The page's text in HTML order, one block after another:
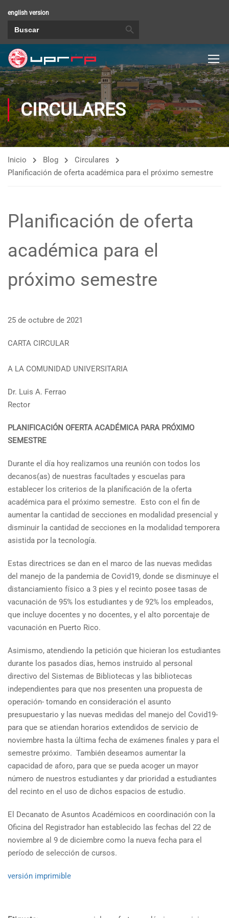
english version
CIRCULARES
Inicio Blog
Circulares
Planificación de oferta académica para el próximo semestre
Planificación de oferta
académica para el
próximo semestre
25 de octubre de 2021
CARTA CIRCULAR
A LA COMUNIDAD UNIVERSITARIA
Dr. Luis A. Ferrao
Rector
PLANIFICACIÓN OFERTA ACADÉMICA PARA PRÓXIMO
SEMESTRE
Durante el día hoy realizamos una reunión con todos los
decanos(as) de nuestras facultades y escuelas para
establecer los criterios de la planificación de la oferta
académica para el próximo semestre. Esto con el fin de
aumentar la cantidad de secciones en modalidad presencial y
disminuir la cantidad de secciones en la modalidad temporera
asistida por la tecnología.
Estas directrices se dan en el marco de las nuevas medidas
del manejo de la pandemia de Covid19, donde se disminuye el
distanciamiento físico a 3 pies y el recinto posee tasas de
vacunación de 95% los estudiantes y de 92% los empleados,
que incluye docentes y no docentes, y el alto porcentaje de
vacunación en Puerto Rico.
Asimismo, atendiendo la petición que hicieran los estudiantes
durante los pasados días, hemos instruido al personal
directivo del Sistemas de Bibliotecas y las bibliotecas
independientes para que nos presenten una propuesta de
operación- tomando en consideración el asunto
presupuestario y las nuevas medidas del manejo del Covid19-
para que se atiendan horarios extendidos de servicio de
noviembre hasta la última fecha de exámenes finales y para el
semestre próximo. También deseamos aumentar la
capacidad de aforo, para que se pueda acoger un mayor
número de nuestros estudiantes y dar prioridad a estudiantes
del recinto en el uso de dichos espacios de estudio.
El Decanato de Asuntos Académicos en coordinación con la
Oficina del Registrador han establecido las fechas del 22 de
noviembre al 9 de diciembre como la nueva fecha para el
período de selección de cursos.
versión imprimible